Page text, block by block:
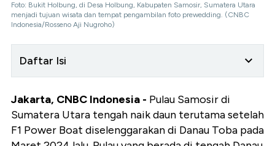
Foto: Bukit Holbung, di Desa Holbung, Kabupaten Samosir, Sumatera Utara
menjadi tujuan wisata dan tempat pengambilan foto prewedding. (CNBC
Indonesia/Rosseno Aji Nugroho)
Daftar Isi
Jakarta, CNBC Indonesia - Pulau Samosir di
Sumatera Utara tengah naik daun terutama setelah
F1 Power Boat diselenggarakan di Danau Toba pada